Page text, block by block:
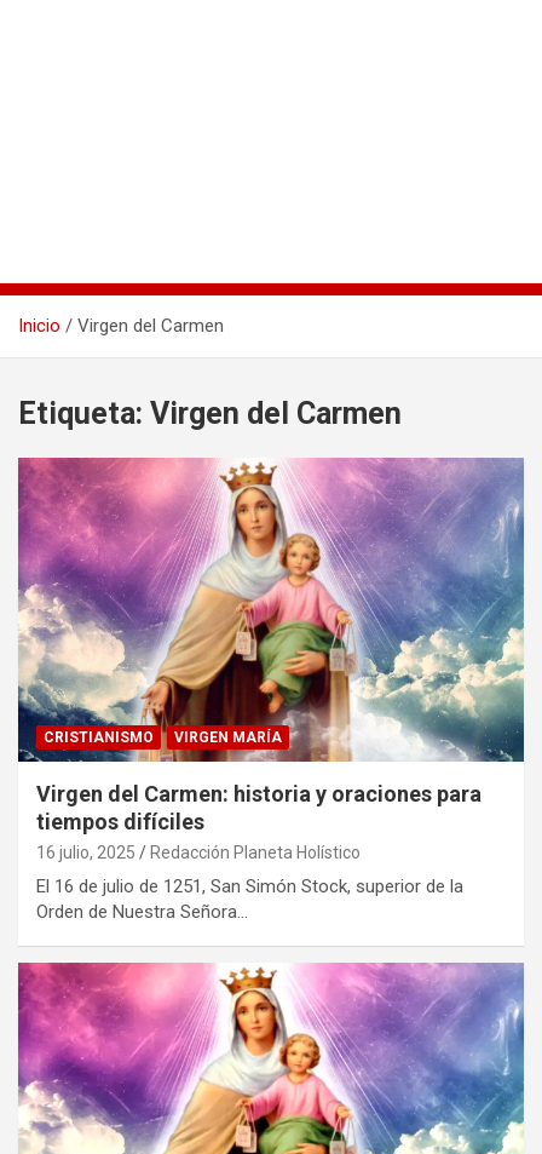
Inicio Virgen del Carmen
Etiqueta: Virgen del Carmen
CRISTIANISMO VIRGEN MARÍA
Virgen del Carmen: historia y oraciones para
tiempos difíciles
16 julio, 2025 Redacción Planeta Holístico
El 16 de julio de 1251, San Simón Stock, superior de la
Orden de Nuestra Señora…